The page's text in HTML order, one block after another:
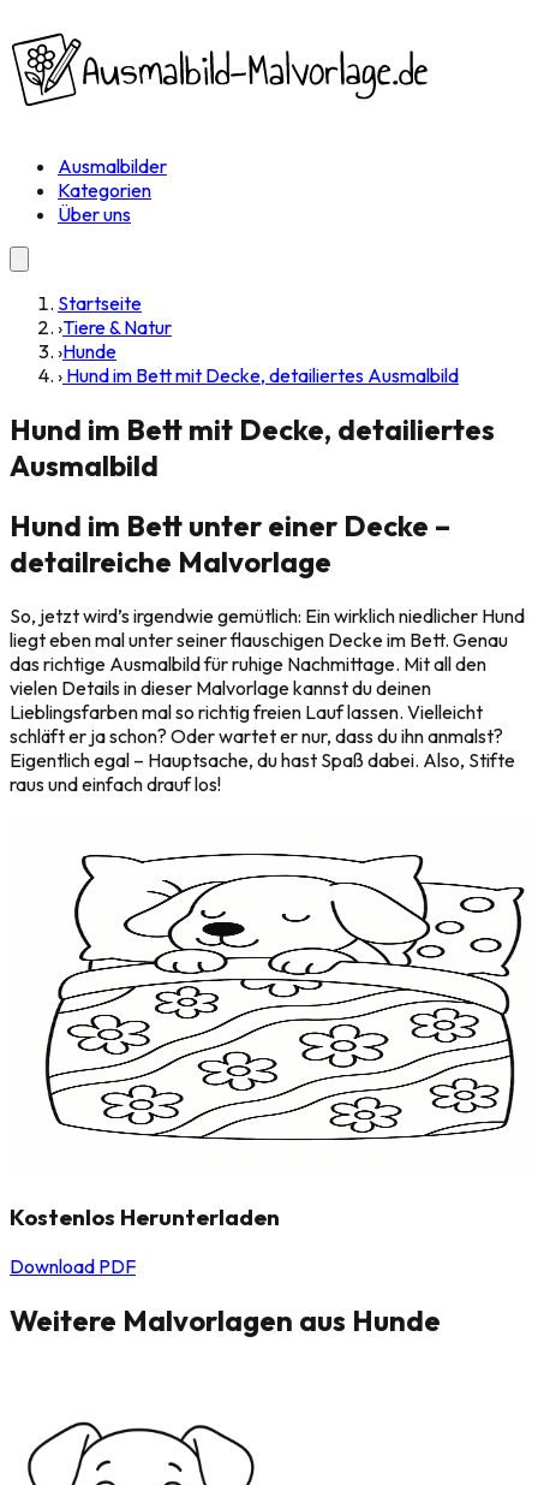
Ausmalbilder
Kategorien
Über uns
Startseite
›Tiere & Natur
›Hunde
› Hund im Bett mit Decke, detailiertes Ausmalbild
Hund im Bett mit Decke, detailiertes
Ausmalbild
Hund im Bett unter einer Decke –
detailreiche Malvorlage
So, jetzt wird’s irgendwie gemütlich: Ein wirklich niedlicher Hund
liegt eben mal unter seiner flauschigen Decke im Bett. Genau
das richtige Ausmalbild für ruhige Nachmittage. Mit all den
vielen Details in dieser Malvorlage kannst du deinen
Lieblingsfarben mal so richtig freien Lauf lassen. Vielleicht
schläft er ja schon? Oder wartet er nur, dass du ihn anmalst?
Eigentlich egal – Hauptsache, du hast Spaß dabei. Also, Stifte
raus und einfach drauf los!
Kostenlos Herunterladen
Download PDF
Weitere Malvorlagen aus Hunde